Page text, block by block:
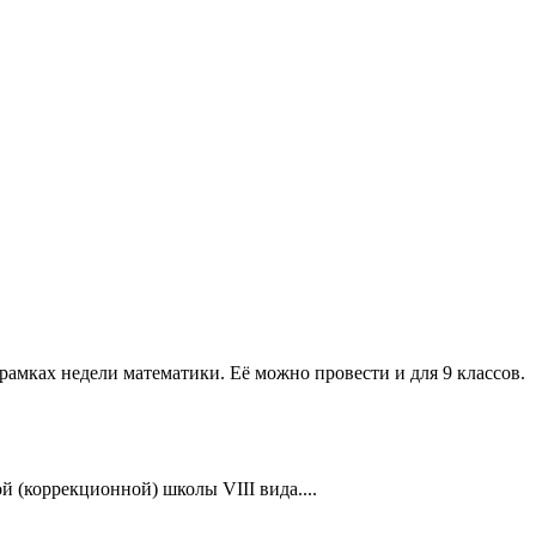
недели математики. Её можно провести и для 9 классов.
(коррекционной) школы VIII вида....